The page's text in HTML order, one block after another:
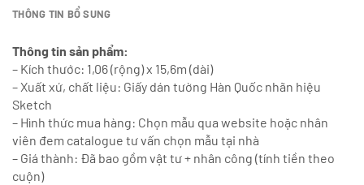
THÔNG TIN BỔ SUNG
Thông tin sản phẩm:
– Kích thước: 1,06 (rộng) x 15,6m (dài)
– Xuất xứ, chất liệu: Giấy dán tường Hàn Quốc nhãn hiệu
Sketch
– Hình thức mua hàng: Chọn mẫu qua website hoặc nhân
viên đem catalogue tư vấn chọn mẫu tại nhà
– Giá thành: Đã bao gồm vật tư + nhân công (tính tiền theo
cuộn)